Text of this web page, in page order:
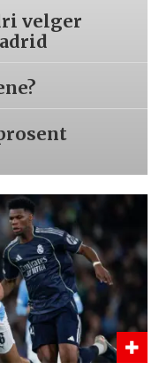
velger